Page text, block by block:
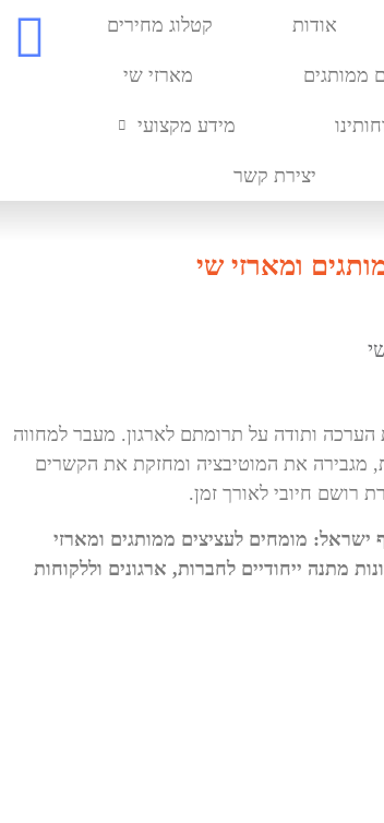
אודות קטלוג מחירים
ממותגים מארזי שי
מידע מקצועי
יצירת קשר
ומארזי שי
ותודה על תרומתם לארגון. מעבר למחווה
את המוטיבציה ומחזקת את הקשרים
רושם חיובי לאורך זמן.
מומחים לעציצים ממותגים ומארזי
מתנה ייחודיים לחברות, ארגונים וללקוחות